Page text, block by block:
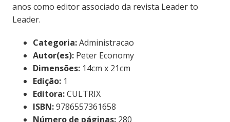
anos como editor associado da revista Leader to
Leader.
Categoria:Administracao
Autor(es):Peter Economy
Dimensões:14cm x 21cm
Edição:1
Editora:CULTRIX
ISBN:9786557361658
Número de páginas:280